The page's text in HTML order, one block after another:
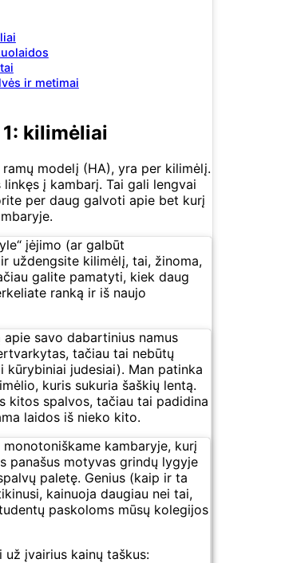
ir metimai
kilimėliai
modelį (HA), yra per kilimėlį.
į kambarį. Tai gali lengvai
per daug galvoti apie bet kurį
įėjimo (ar galbūt
uždengsite kilimėlį, tai, žinoma,
galite pamatyti, kiek daug
ranką ir iš naujo
savo dabartinius namus
tačiau tai nebūtų
kūrybiniai judesiai). Man patinka
kuris sukuria šaškių lentą.
kitos spalvos, tačiau tai padidina
laidos iš nieko kito.
kambaryje, kurį
panašus motyvas grindų lygyje
paletę. Genius (kaip ir ta
kainuoja daugiau nei tai,
paskoloms mūsų kolegijos
įvairius kainų taškus: